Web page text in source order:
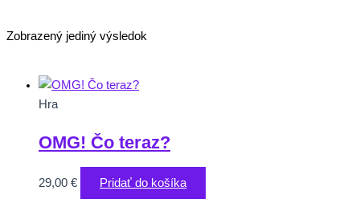
Zobrazený jediný výsledok
Hra
OMG! Čo teraz?
29,00 € Pridať do košíka